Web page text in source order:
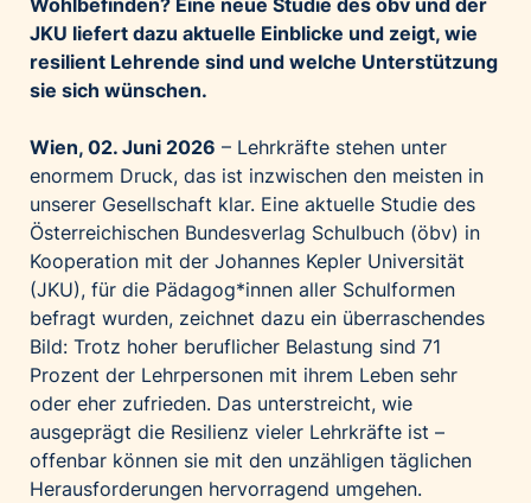
Mondelēz Österreich
Muse Electronics
Neuroth
Ökopharm
Palfinger AG
Polestar
REXEL Austria
Starbucks
Superbrands Austria
Tante Fanny
Vollpension
win2day
Wolt
Wohlbefinden? Eine neue Studie des öbv und der
JKU liefert dazu aktuelle Einblicke und zeigt, wie
resilient Lehrende sind und welche Unterstützung
sie sich wünschen.
Wien, 02. Juni 2026 – Lehrkräfte stehen unter
enormem Druck, das ist inzwischen den meisten in
unserer Gesellschaft klar. Eine aktuelle Studie des
Österreichischen Bundesverlag Schulbuch (öbv) in
Kooperation mit der Johannes Kepler Universität
(JKU), für die Pädagog*innen aller Schulformen
befragt wurden, zeichnet dazu ein überraschendes
Bild: Trotz hoher beruflicher Belastung sind 71
Prozent der Lehrpersonen mit ihrem Leben sehr
oder eher zufrieden. Das unterstreicht, wie
ausgeprägt die Resilienz vieler Lehrkräfte ist –
offenbar können sie mit den unzähligen täglichen
Herausforderungen hervorragend umgehen.